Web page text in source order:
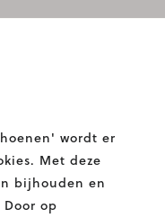
wordt er
Met deze
bijhouden en
op